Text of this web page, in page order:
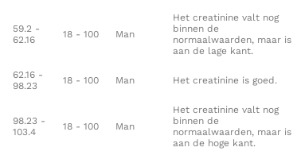
59.2 -
62.16
18 - 100 Man
Het creatinine valt nog
binnen de
normaalwaarden, maar is
aan de lage kant.
62.16 -
98.23
18 - 100 Man Het creatinine is goed.
98.23 -
103.4
18 - 100 Man
Het creatinine valt nog
binnen de
normaalwaarden, maar is
aan de hoge kant.